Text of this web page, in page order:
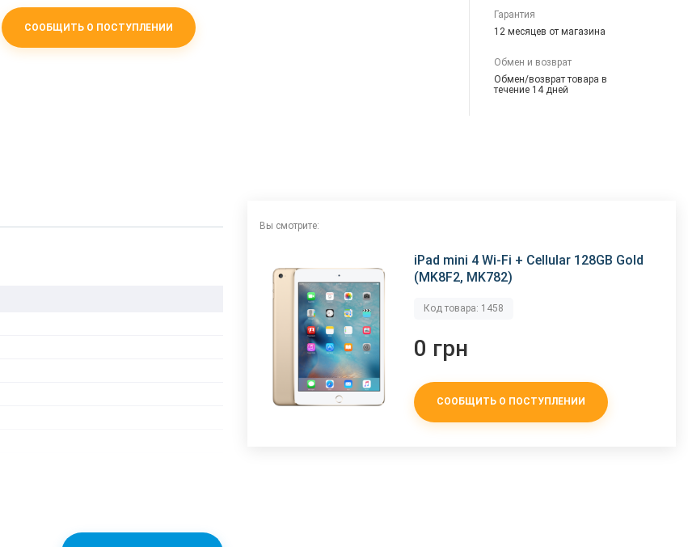
СООБЩИТЬ О ПОСТУПЛЕНИИ
Гарантия
12 месяцев от магазина
Обмен и возврат
Обмен/возврат товара в
течение 14 дней
Вы смотрите:
iPad mini 4 Wi-Fi + Cellular 128GB Gold
(MK8F2, MK782)
Код товара: 1458
0 грн
СООБЩИТЬ О ПОСТУПЛЕНИИ